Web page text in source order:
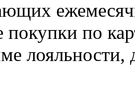
покупки по
лояльности,